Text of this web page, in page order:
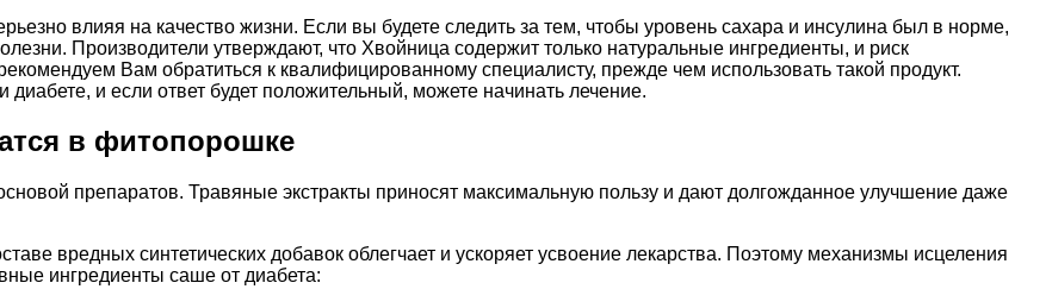
влияя на качество жизни. Если вы будете следить за тем, чтобы уровень сахара и инсулина был в норме,
Производители утверждают, что Хвойница содержит только натуральные ингредиенты, и риск
Вам обратиться к квалифицированному специалисту, прежде чем использовать такой продукт.
и если ответ будет положительный, можете начинать лечение.
в фитопорошке
препаратов. Травяные экстракты приносят максимальную пользу и дают долгожданное улучшение даже
вредных синтетических добавок облегчает и ускоряет усвоение лекарства. Поэтому механизмы исцеления
ингредиенты саше от диабета: